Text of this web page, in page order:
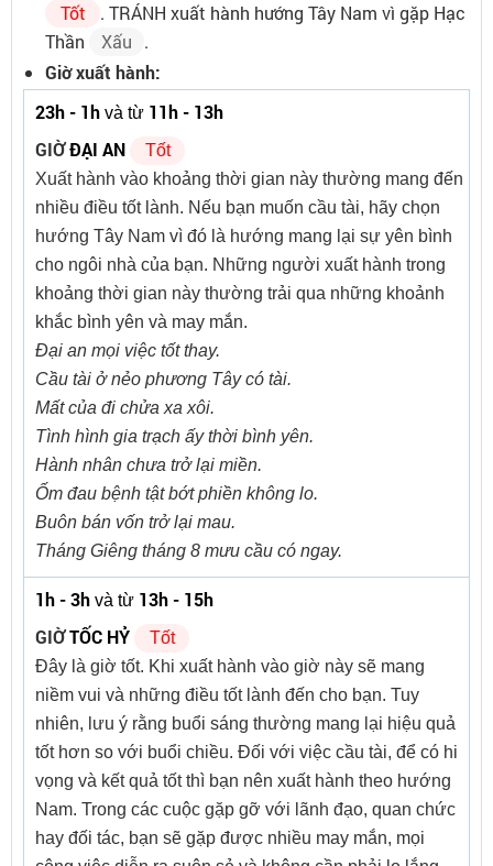
Tốt
. TRÁNH xuất hành hướng Tây Nam vì gặp Hạc
Thần
Xấu
.
Giờ xuất hành:
23h - 1h và từ 11h - 13h
GIỜĐẠI AN
Tốt
Xuất hành vào khoảng thời gian này thường mang đến
nhiều điều tốt lành. Nếu bạn muốn cầu tài, hãy chọn
hướng Tây Nam vì đó là hướng mang lại sự yên bình
cho ngôi nhà của bạn. Những người xuất hành trong
khoảng thời gian này thường trải qua những khoảnh
khắc bình yên và may mắn.
Đại an mọi việc tốt thay.
Cầu tài ở nẻo phương Tây có tài.
Mất của đi chửa xa xôi.
Tình hình gia trạch ấy thời bình yên.
Hành nhân chưa trở lại miền.
Ốm đau bệnh tật bớt phiền không lo.
Buôn bán vốn trở lại mau.
Tháng Giêng tháng 8 mưu cầu có ngay.
1h - 3h và từ 13h - 15h
GIỜTỐC HỶ
Tốt
Đây là giờ tốt. Khi xuất hành vào giờ này sẽ mang
niềm vui và những điều tốt lành đến cho bạn. Tuy
nhiên, lưu ý rằng buổi sáng thường mang lại hiệu quả
tốt hơn so với buổi chiều. Đối với việc cầu tài, để có hi
vọng và kết quả tốt thì bạn nên xuất hành theo hướng
Nam. Trong các cuộc gặp gỡ với lãnh đạo, quan chức
hay đối tác, bạn sẽ gặp được nhiều may mắn, mọi